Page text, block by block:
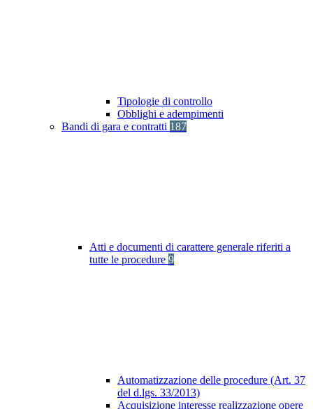
Tipologie di controllo
Obblighi e adempimenti
Bandi di gara e contratti 187
Atti e documenti di carattere generale riferiti a
tutte le procedure 9
Automatizzazione delle procedure (Art. 37
del d.lgs. 33/2013)
Acquisizione interesse realizzazione opere